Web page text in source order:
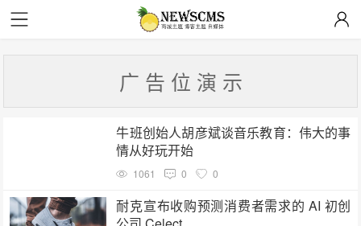
广 告 位 演 示
牛班创始人胡彦斌谈音乐教育：伟大的事
情从好玩开始
1061 0 0
耐克宣布收购预测消费者需求的 AI 初创